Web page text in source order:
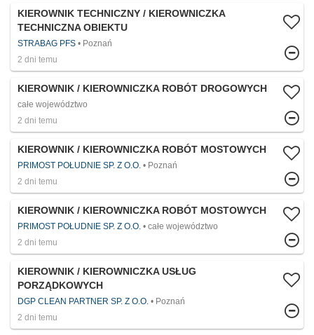
KIEROWNIK TECHNICZNY / KIEROWNICZKA
TECHNICZNA OBIEKTU
STRABAG PFS
Poznań
2 dni temu
KIEROWNIK / KIEROWNICZKA ROBÓT DROGOWYCH
całe województwo
2 dni temu
KIEROWNIK / KIEROWNICZKA ROBÓT MOSTOWYCH
PRIMOST POŁUDNIE SP. Z O.O.
Poznań
2 dni temu
KIEROWNIK / KIEROWNICZKA ROBÓT MOSTOWYCH
PRIMOST POŁUDNIE SP. Z O.O.
całe województwo
2 dni temu
KIEROWNIK / KIEROWNICZKA USŁUG
PORZĄDKOWYCH
DGP CLEAN PARTNER SP. Z O.O.
Poznań
2 dni temu